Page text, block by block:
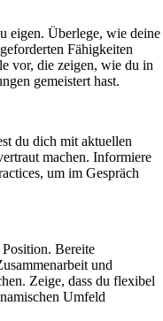
eigen. Überlege, wie deine
Fähigkeiten
vor, die zeigen, wie du in
gemeistert hast.
du dich mit aktuellen
machen. Informiere
um im Gespräch
Bereite
und
Zeige, dass du flexibel
Umfeld